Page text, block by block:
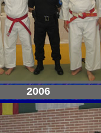
2006